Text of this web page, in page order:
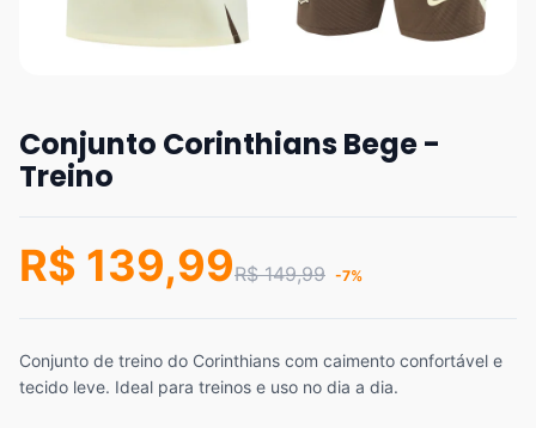
Conjunto Corinthians Bege -
Treino
R$ 139,99R$ 149,99 -7%
Conjunto de treino do Corinthians com caimento confortável e
tecido leve. Ideal para treinos e uso no dia a dia.